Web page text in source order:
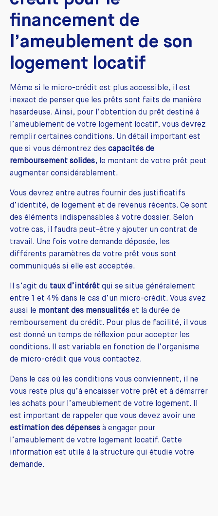
financement de
l’ameublement de son
logement locatif
Même si le micro-crédit est plus accessible, il est
inexact de penser que les prêts sont faits de manière
hasardeuse. Ainsi, pour l’obtention du prêt destiné à
l’ameublement de votre logement locatif, vous devrez
remplir certaines conditions. Un détail important est
que si vous démontrez des capacités de
remboursement solides, le montant de votre prêt peut
augmenter considérablement.
Vous devrez entre autres fournir des justificatifs
d’identité, de logement et de revenus récents. Ce sont
des éléments indispensables à votre dossier. Selon
votre cas, il faudra peut-être y ajouter un contrat de
travail. Une fois votre demande déposée, les
différents paramètres de votre prêt vous sont
communiqués si elle est acceptée.
Il s’agit du taux d’intérêt qui se situe généralement
entre 1 et 4% dans le cas d’un micro-crédit. Vous avez
aussi le montant des mensualités et la durée de
remboursement du crédit. Pour plus de facilité, il vous
est donné un temps de réflexion pour accepter les
conditions. Il est variable en fonction de l’organisme
de micro-crédit que vous contactez.
Dans le cas où les conditions vous conviennent, il ne
vous reste plus qu’à encaisser votre prêt et à démarrer
les achats pour l’ameublement de votre logement. Il
est important de rappeler que vous devez avoir une
estimation des dépenses à engager pour
l’ameublement de votre logement locatif. Cette
information est utile à la structure qui étudie votre
demande.